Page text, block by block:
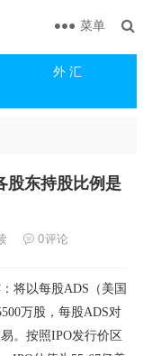
外 汇
菜单
股东持股比例是
0评论
将以每股ADS（美国
万股，每股ADS对
。按照IPO发行价区